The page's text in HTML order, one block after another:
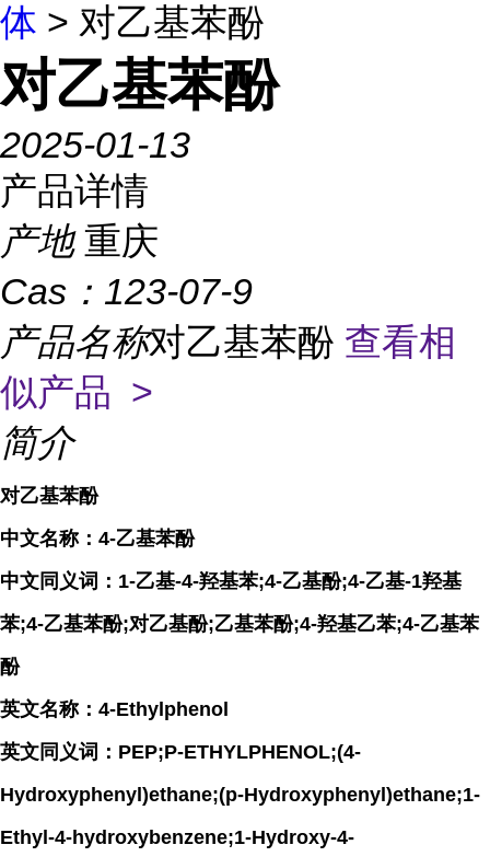
体 > 对乙基苯酚
对乙基苯酚
2025-01-13
产品详情
产地 重庆
Cas： 123-07-9
产品名称对乙基苯酚 查看相
似产品 >
简介
对乙基苯酚
中文名称：4-乙基苯酚
中文同义词：1-乙基-4-羟基苯;4-乙基酚;4-乙基-1羟基
苯;4-乙基苯酚;对乙基酚;乙基苯酚;4-羟基乙苯;4-乙基苯
酚
英文名称：4-Ethylphenol
英文同义词：PEP;P-ETHYLPHENOL;(4-
Hydroxyphenyl)ethane;(p-Hydroxyphenyl)ethane;1-
Ethyl-4-hydroxybenzene;1-Hydroxy-4-